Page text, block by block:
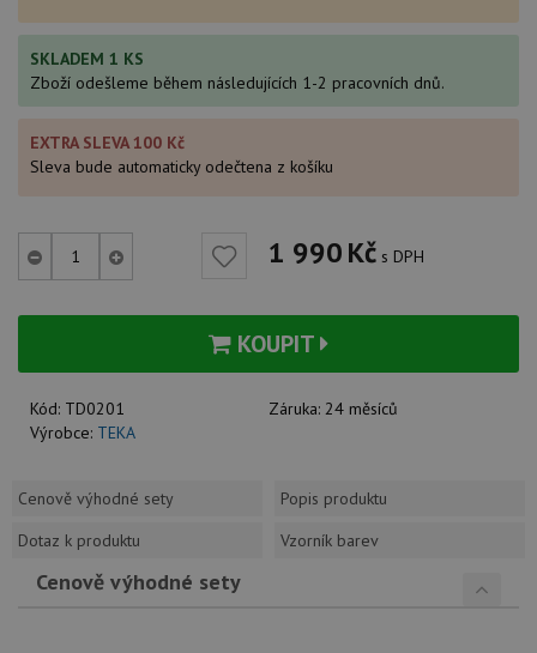
SKLADEM 1 KS
Zboží odešleme během následujících 1-2 pracovních dnů.
EXTRA SLEVA 100 Kč
Sleva bude automaticky odečtena z košíku
1 990Kč s DPH
KOUPIT
Kód: TD0201 Záruka: 24 měsíců
Výrobce: TEKA
Cenově výhodné sety
Popis produktu
Dotaz k produktu
Vzorník barev
Cenově výhodné sety